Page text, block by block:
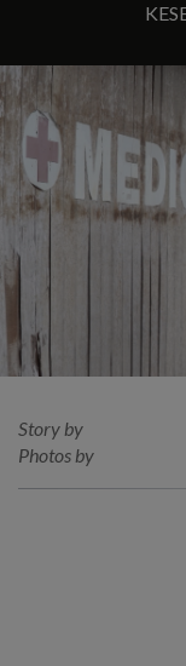
Story by
Photos by